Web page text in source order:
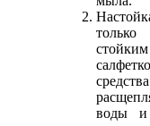
только
воды и